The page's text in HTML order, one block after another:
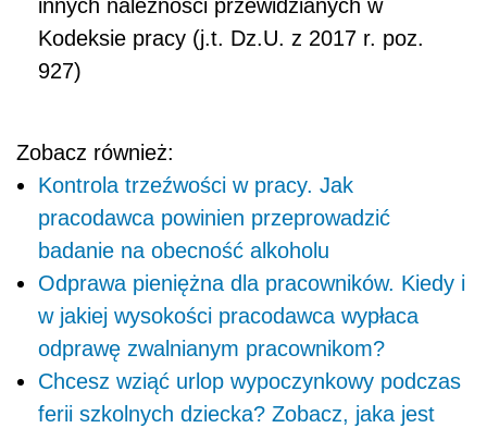
innych należności przewidzianych w
Kodeksie pracy (j.t. Dz.U. z 2017 r. poz.
927)
Zobacz również:
Kontrola trzeźwości w pracy. Jak
pracodawca powinien przeprowadzić
badanie na obecność alkoholu
Odprawa pieniężna dla pracowników. Kiedy i
w jakiej wysokości pracodawca wypłaca
odprawę zwalnianym pracownikom?
Chcesz wziąć urlop wypoczynkowy podczas
ferii szkolnych dziecka? Zobacz, jaka jest